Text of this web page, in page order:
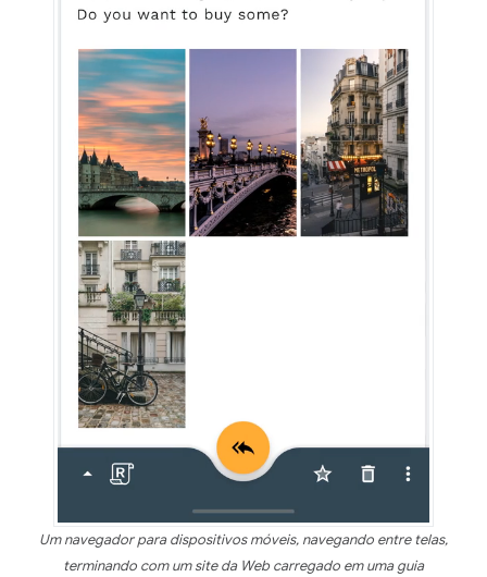
Um navegador para dispositivos móveis, navegando entre telas,
terminando com um site da Web carregado em uma guia